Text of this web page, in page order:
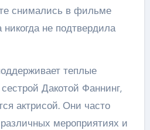
снимались в фильме
не подтвердила
теплые
Дакотой Фаннинг,
актрисой. Они часто
мероприятиях и